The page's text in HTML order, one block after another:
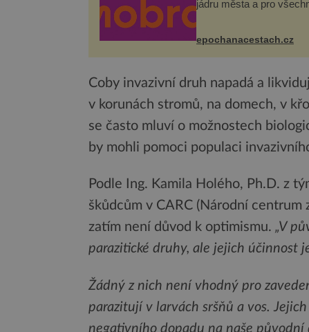
jádru města a pro
Husově náměstí.
se mohou těšit na víno,
pes...
epochanacestach.cz
Coby invazivní druh napadá a
v korunách stromů, na domech, v
se často mluví o možnostech
by mohli pomoci populaci
Podle Ing. Kamila Holého, Ph.D. z
škůdcům v CARC (Národní centrum
zatím není důvod k optimismu. „V
parazitické druhy, ale jejich účinnost
Žádný z nich není vhodný pro
parazitují v larvách sršňů a vos.
negativního dopadu na naše původní